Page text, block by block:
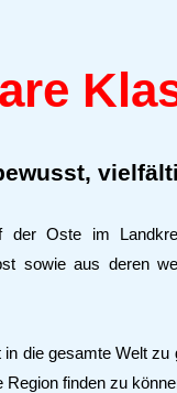
der Oste im
sowie aus deren
die gesamte Welt
finden zu